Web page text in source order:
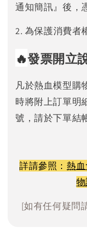
通知簡訊』後，
2. 為保護消費者
🔥發票開立
凡於熱血模型購
時將附上訂單明
號，請於下單結
詳請參照： 熱
[如有任何疑問